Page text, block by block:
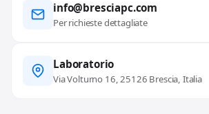
info@bresciapc.com
Per richieste dettagliate
Laboratorio
Via Volturno 16, 25126 Brescia, Italia